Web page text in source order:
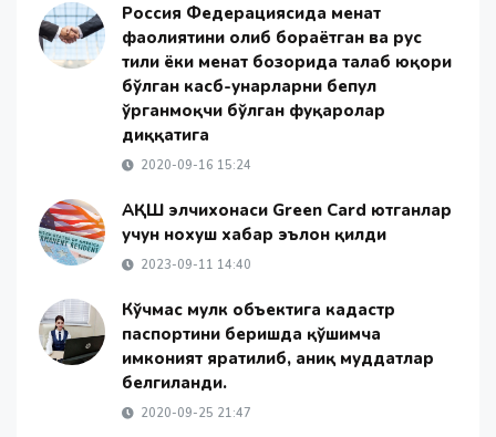
Россия Федерациясида меҳнат
фаолиятини олиб бораётган ва рус
тили ёки меҳнат бозорида талаб юқори
бўлган касб-ҳунарларни бепул
ўрганмоқчи бўлган фуқаролар
диққатига
2020-09-16 15:24
АҚШ элчихонаси Green Card ютганлар
учун нохуш хабар эълон қилди
2023-09-11 14:40
Кўчмас мулк объектига кадастр
паспортини беришда қўшимча
имконият яратилиб, аниқ муддатлар
белгиланди.
2020-09-25 21:47